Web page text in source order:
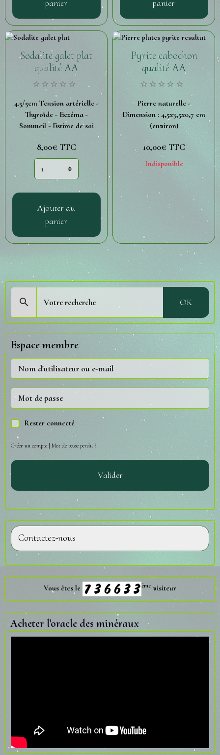
panier
panier
Sodalite galet plat
qualité AA
4.5/5cm Tension artérielle -
Thyroïde - Eczéma -
Sommeil - Estime de soi
8,00€ TTC
Ajouter au
panier
Pyrite cabochon
qualité AA
Pierre naturelle -
Dimension : 4,5x3,5x0,7 cm
(environ)
10,00€ TTC
Indisponible
OK
Espace membre
Rester connecté
Créer un compte | Mot de passe perdu ?
Valider
Contactez-nous
Vous êtes le ème visiteur
Acheter l'oracle des minéraux